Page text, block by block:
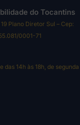
do Tocantins
Plano Diretor Sul – Cep:
0001-71
das 14h às 18h, de segunda